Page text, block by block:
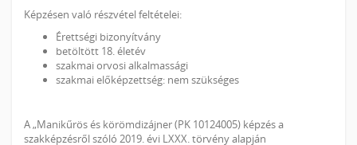
Képzésen való részvétel feltételei:
Érettségi bizonyítvány
betöltött 18. életév
szakmai orvosi alkalmassági
szakmai előképzettség: nem szükséges
A „Manikűrös és körömdizájner (PK 10124005) képzés a
szakképzésről szóló 2019. évi LXXX. törvény alapján